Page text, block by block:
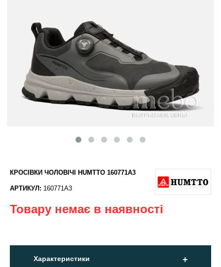
КРОСІВКИ ЧОЛОВІЧІ HUMTTO 160771A3
АРТИКУЛ: 160771A3
Товару немає в наявності
Характеристики